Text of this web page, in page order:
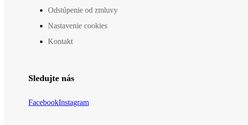
Odstúpenie od zmluvy
Nastavenie cookies
Kontakt
Sledujte nás
FacebookInstagram